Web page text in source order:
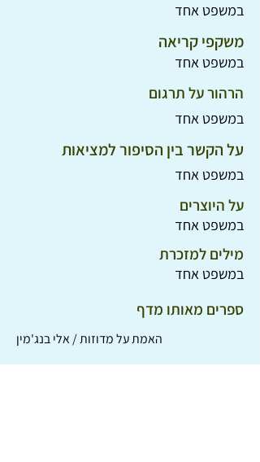
במשפט אחד
משקפי קריאה
במשפט אחד
הרהור על תרגום
במשפט אחד
על הקשר בין הסיפור למציאות
במשפט אחד
על היוצרים
במשפט אחד
מילים למזכרת
במשפט אחד
ספרים מאותו מדף
האמת על מדוזות / אלי בנג'מין